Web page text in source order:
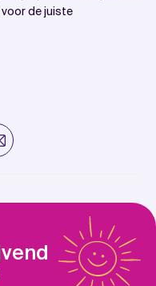
de juiste